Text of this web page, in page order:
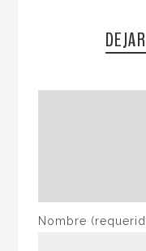
Nombre